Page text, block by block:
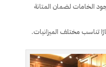
الخامات لضمان المتانة
تناسب مختلف الميزانيات.